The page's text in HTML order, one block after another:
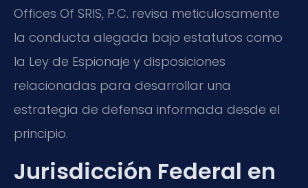
Offices Of SRIS, P.C. revisa meticulosamente
la conducta alegada bajo estatutos como
la Ley de Espionaje y disposiciones
relacionadas para desarrollar una
estrategia de defensa informada desde el
principio.
Jurisdicción Federal en